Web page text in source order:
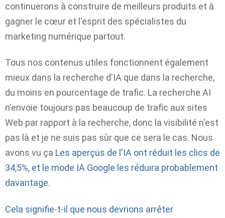
continuerons à construire de meilleurs produits et à
gagner le cœur et l'esprit des spécialistes du
marketing numérique partout.
Tous nos contenus utiles fonctionnent également
mieux dans la recherche d'IA que dans la recherche,
du moins en pourcentage de trafic. La recherche AI ​​
n'envoie toujours pas beaucoup de trafic aux sites
Web par rapport à la recherche, donc la visibilité n'est
pas là et je ne suis pas sûr que ce sera le cas. Nous
avons vu ça Les aperçus de l'IA ont réduit les clics de
34,5%, et le mode IA Google les réduira probablement
davantage.
Cela signifie-t-il que nous devrions arrêter